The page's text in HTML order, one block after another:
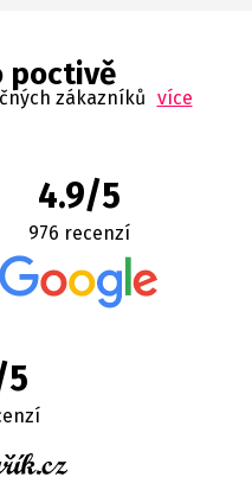
poctivě
zákazníků více
4.9/5
976 recenzí